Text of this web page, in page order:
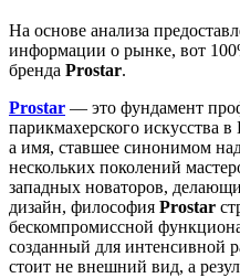
На основе анализа
информации о рынке, вот
бренда Prostar.
Prostar — это фундамент
парикмахерского искусства
а имя, ставшее синонимом
нескольких поколений
западных новаторов,
дизайн, философия Prostar
бескомпромиссной
созданный для интенсивной
стоит не внешний вид, а